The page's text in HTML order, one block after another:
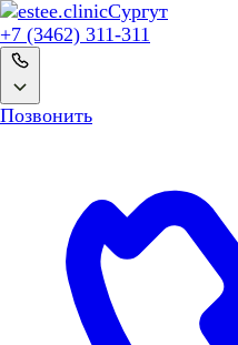
Сургут
+7 (3462) 311-311
Позвонить